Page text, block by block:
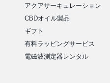
アクアサーキュレーション
CBDオイル製品
ギフト
有料ラッピングサービス
電磁波測定器レンタル